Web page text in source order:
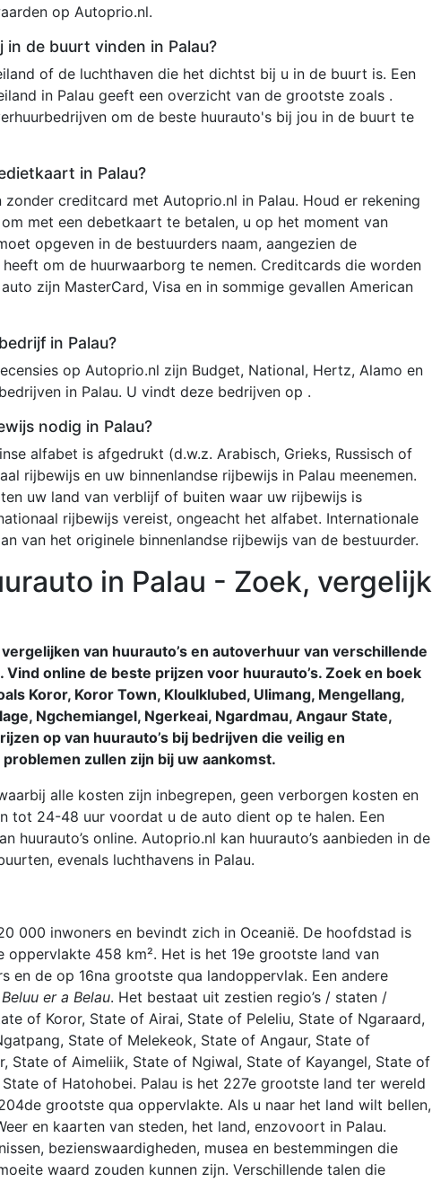
op Autoprio.nl.
de buurt vinden in Palau?
of de luchthaven die het dichtst bij u in de buurt is. Een
in Palau geeft een overzicht van de grootste zoals .
om de beste huurauto's bij jou in de buurt te
in Palau?
zonder creditcard met Autoprio.nl in Palau. Houd er rekening
met een debetkaart te betalen, u op het moment van
opgeven in de bestuurders naam, aangezien de
om de huurwaarborg te nemen. Creditcards die worden
zijn MasterCard, Visa en in sommige gevallen American
in Palau?
op Autoprio.nl zijn Budget, National, Hertz, Alamo en
in Palau. U vindt deze bedrijven op .
nodig in Palau?
alfabet is afgedrukt (d.w.z. Arabisch, Grieks, Russisch of
rijbewijs en uw binnenlandse rijbewijs in Palau meenemen.
uw land van verblijf of buiten waar uw rijbewijs is
rijbewijs vereist, ongeacht het alfabet. Internationale
van het originele binnenlandse rijbewijs van de bestuurder.
in Palau - Zoek, vergelijk
van huurauto’s en autoverhuur van verschillende
Vind online de beste prijzen voor huurauto’s. Zoek en boek
Koror, Koror Town, Kloulklubed, Ulimang, Mengellang,
Ngchemiangel, Ngerkeai, Ngardmau, Angaur State,
op van huurauto’s bij bedrijven die veilig en
zullen zijn bij uw aankomst.
alle kosten zijn inbegrepen, geen verborgen kosten en
tot 24-48 uur voordat u de auto dient op te halen. Een
huurauto’s online. Autoprio.nl kan huurauto’s aanbieden in de
evenals luchthavens in Palau.
000 inwoners en bevindt zich in Oceanië. De hoofdstad is
oppervlakte 458 km². Het is het 19e grootste land van
en de op 16na grootste qua landoppervlak. Een andere
er a Belau. Het bestaat uit zestien regio’s / staten /
of Koror, State of Airai, State of Peleliu, State of Ngaraard,
State of Melekeok, State of Angaur, State of
State of Aimeliik, State of Ngiwal, State of Kayangel, State of
of Hatohobei. Palau is het 227e grootste land ter wereld
grootste qua oppervlakte. Als u naar het land wilt bellen,
en kaarten van steden, het land, enzovoort in Palau.
bezienswaardigheden, musea en bestemmingen die
waard zouden kunnen zijn. Verschillende talen die